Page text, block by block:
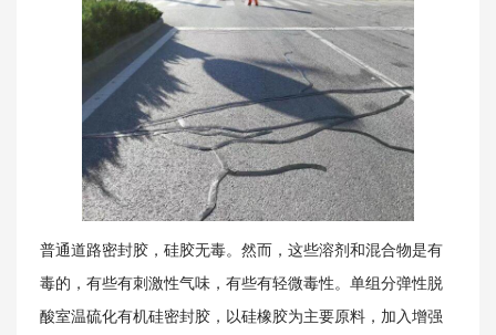
关于我们
普通道路密封胶，硅胶无毒。然而，这些溶剂和混合物是有
毒的，有些有刺激性气味，有些有轻微毒性。单组分弹性脱
酸室温硫化有机硅密封胶，以硅橡胶为主要原料，加入增强